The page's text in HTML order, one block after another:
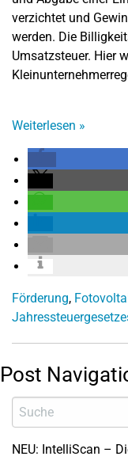
verzichtet und
werden. Die
Umsatzsteuer. Hier
Weiterlesen »
Förderung,
Post
NEU: IntelliScan –